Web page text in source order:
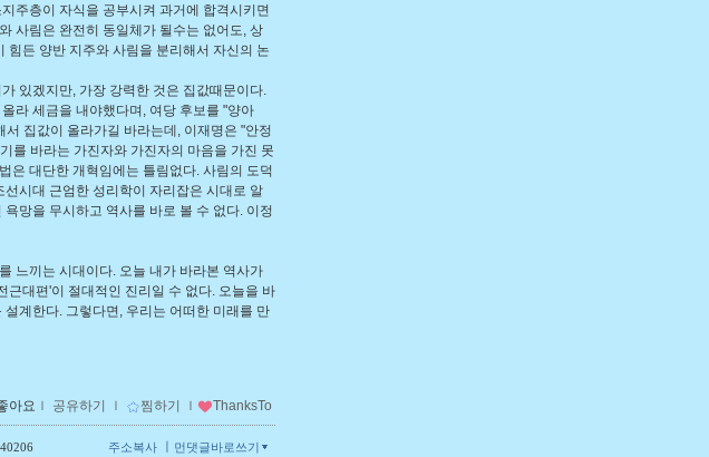
주층이 자식을 공부시켜 과거에 합격시키면
사림은 완전히 동일체가 될수는 없어도, 상
힘든 양반 지주와 사림을 분리해서 자신의 논
있겠지만, 가장 강력한 것은 집값때문이다.
라 세금을 내야했다며, 여당 후보를 "양아
집값이 올라가길 바라는데, 이재명은 "안정
를 바라는 가진자와 가진자의 마음을 가진 못
은 대단한 개혁임에는 틀림없다. 사림의 도덕
시대 근엄한 성리학이 자리잡은 시대로 알
망을 무시하고 역사를 바로 볼 수 없다. 이정
느끼는 시대이다. 오늘 내가 바라본 역사가
근대편'이 절대적인 진리일 수 없다. 오늘을 바
계한다. 그렇다면, 우리는 어떠한 미래를 만
아요 ｌ 공유하기 ｌ 찜하기 ｌ ThanksTo
먼댓글바로쓰기
주소복사